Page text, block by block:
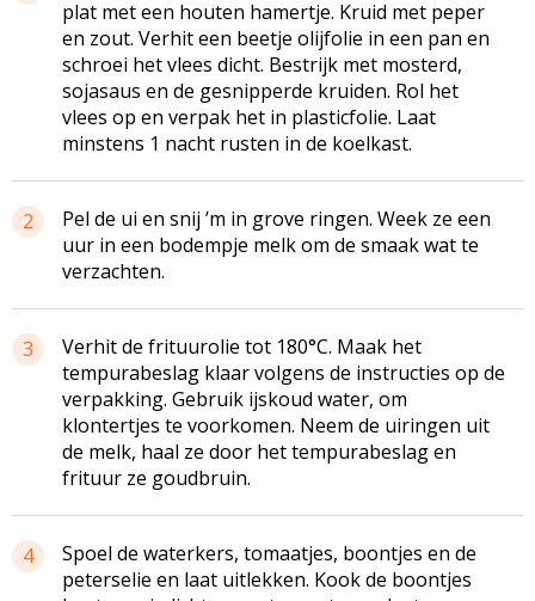
plat met een houten hamertje. Kruid met peper
en zout. Verhit een beetje olijfolie in een pan en
schroei het vlees dicht. Bestrijk met mosterd,
sojasaus en de gesnipperde kruiden. Rol het
vlees op en verpak het in plasticfolie. Laat
minstens 1 nacht rusten in de koelkast.
2
Pel de ui en snij ’m in grove ringen. Week ze een
uur in een bodempje melk om de smaak wat te
verzachten.
3
Verhit de frituurolie tot 180°C. Maak het
tempurabeslag klaar volgens de instructies op de
verpakking. Gebruik ijskoud water, om
klontertjes te voorkomen. Neem de uiringen uit
de melk, haal ze door het tempurabeslag en
frituur ze goudbruin.
4
Spoel de waterkers, tomaatjes, boontjes en de
peterselie en laat uitlekken. Kook de boontjes